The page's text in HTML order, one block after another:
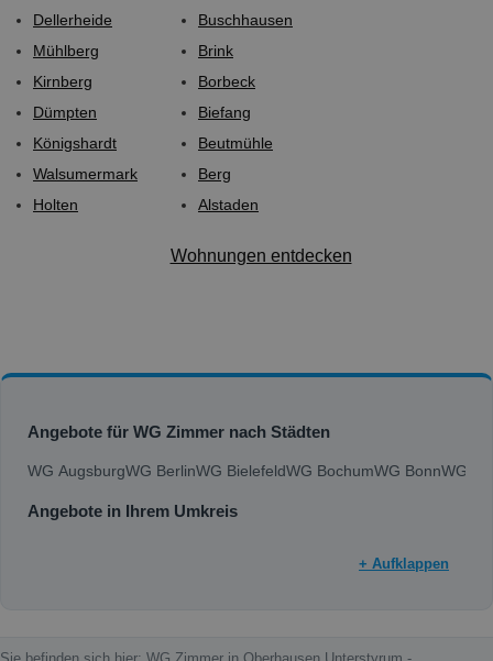
Dellerheide
Mühlberg
Kirnberg
Dümpten
Königshardt
Walsumermark
Holten
Buschhausen
Brink
Borbeck
Biefang
Beutmühle
Berg
Alstaden
Wohnungen entdecken
Angebote für WG Zimmer nach Städten
WG AugsburgWG BerlinWG BielefeldWG BochumWG BonnWG
Angebote in Ihrem Umkreis
+ Aufklappen